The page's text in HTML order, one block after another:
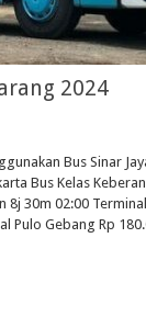
2024
Bus Sinar
Bus Kelas
8j 30m 02:00
Pulo Gebang Rp